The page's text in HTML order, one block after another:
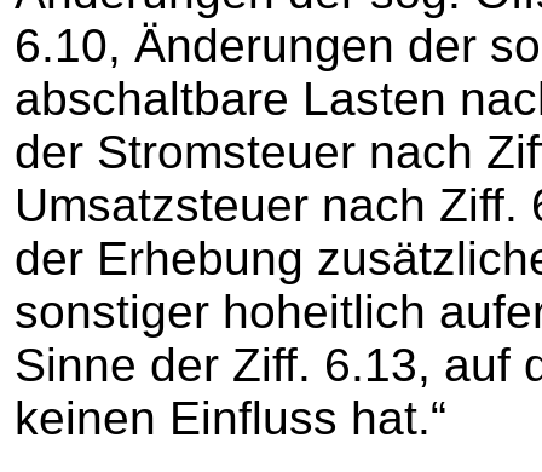
6.10, Änderungen der
abschaltbare Lasten
der Stromsteuer nach
Umsatzsteuer nach
der Erhebung
sonstiger hoheitlich
Sinne der Ziff. 6.13, auf
keinen Einfluss hat.“